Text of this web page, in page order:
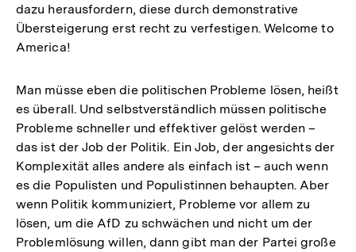
dazu herausfordern, diese durch demonstrative
Übersteigerung erst recht zu verfestigen. Welcome to
America!
Man müsse eben die politischen Probleme lösen, heißt
es überall. Und selbstverständlich müssen politische
Probleme schneller und effektiver gelöst werden –
das ist der Job der Politik. Ein Job, der angesichts der
Komplexität alles andere als einfach ist – auch wenn
es die Populisten und Populistinnen behaupten. Aber
wenn Politik kommuniziert, Probleme vor allem zu
lösen, um die AfD zu schwächen und nicht um der
Problemlösung willen, dann gibt man der Partei große